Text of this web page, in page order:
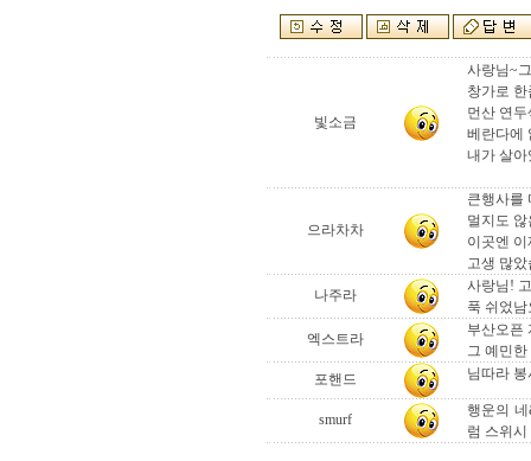
빛소금
사랑님~
창가로
먼산 연
베란다에
내가 살아
으라차차
큰행사를
멀지도
이곳엔
고생 많
나주라
사랑님!
푹 쉬었남
엑스트라
부산오픈
그 예민
포핸드
님따라
smurf
행운의
럼 스위